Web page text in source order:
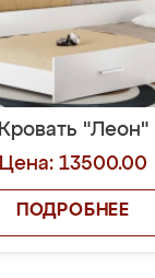
Кровать "Леон"
Цена: 13500.00
ПОДРОБНЕЕ